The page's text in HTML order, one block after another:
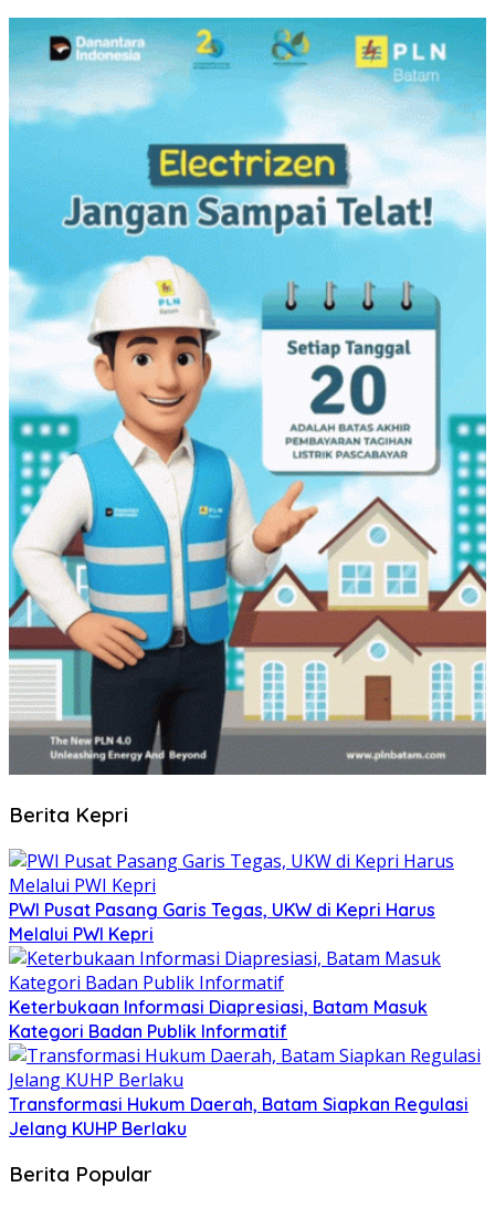
Berita Kepri
PWI Pusat Pasang Garis Tegas, UKW di Kepri Harus
Melalui PWI Kepri
Keterbukaan Informasi Diapresiasi, Batam Masuk
Kategori Badan Publik Informatif
Transformasi Hukum Daerah, Batam Siapkan Regulasi
Jelang KUHP Berlaku
Berita Popular